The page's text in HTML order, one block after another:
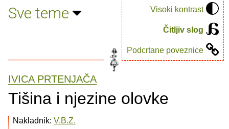
Visoki kontrast
Čitljiv slog
Podcrtane poveznice
Sve teme
IVICA PRTENJAČA
Tišina i njezine olovke
Nakladnik: V.B.Z.